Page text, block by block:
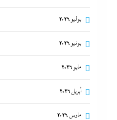
يوليو 2026
يونيو 2026
مايو 2026
أبريل 2026
مارس 2026